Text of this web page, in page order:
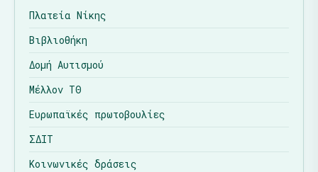
Πλατεία Νίκης
Βιβλιοθήκη
Δομή Αυτισμού
Μέλλον ΤΘ
Ευρωπαϊκές πρωτοβουλίες
ΣΔΙΤ
Κοινωνικές δράσεις